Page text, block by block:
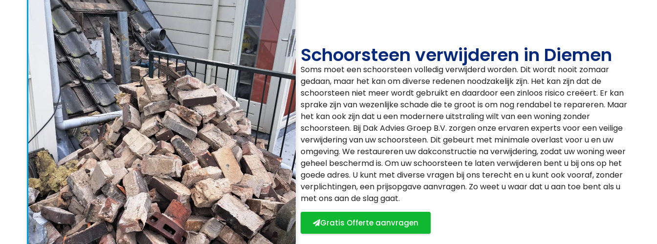
Schoorsteen verwijderen in Diemen
Soms moet een schoorsteen volledig verwijderd worden. Dit wordt nooit zomaar
gedaan, maar het kan om diverse redenen noodzakelijk zijn. Het kan zijn dat de
schoorsteen niet meer wordt gebruikt en daardoor een zinloos risico creëert. Er kan
sprake zijn van wezenlijke schade die te groot is om nog rendabel te repareren. Maar
het kan ook zijn dat u een modernere uitstraling wilt van een woning zonder
schoorsteen. Bij Dak Advies Groep B.V. zorgen onze ervaren experts voor een veilige
verwijdering van uw schoorsteen. Dit gebeurt met minimale overlast voor u en uw
omgeving. We restaureren uw dakconstructie na verwijdering, zodat uw woning weer
geheel beschermd is. Om uw schoorsteen te laten verwijderen bent u bij ons op het
goede adres. U kunt met diverse vragen bij ons terecht en u kunt ook vooraf, zonder
verplichtingen, een prijsopgave aanvragen. Zo weet u waar dat u aan toe bent als u
met ons aan de slag gaat.
Gratis Offerte aanvragen